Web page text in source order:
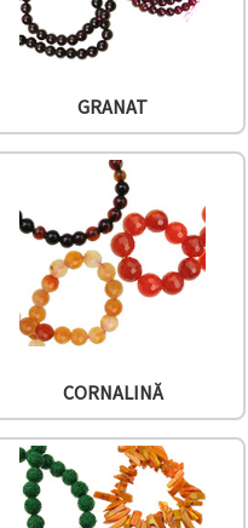
GRANAT
CORNALINĂ